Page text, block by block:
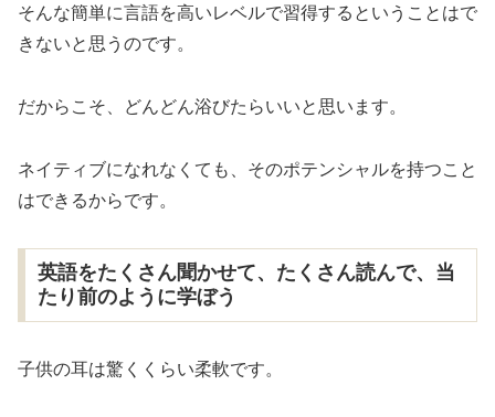
そんな簡単に言語を高いレベルで習得するということはで
きないと思うのです。
だからこそ、どんどん浴びたらいいと思います。
ネイティブになれなくても、そのポテンシャルを持つこと
はできるからです。
英語をたくさん聞かせて、たくさん読んで、当
たり前のように学ぼう
子供の耳は驚くくらい柔軟です。